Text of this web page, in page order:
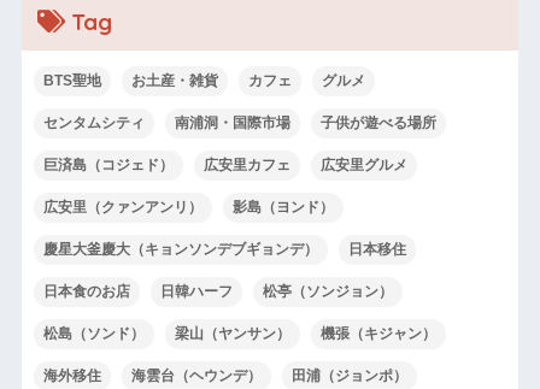
Tag
BTS聖地 お土産・雑貨 カフェ グルメ
センタムシティ 南浦洞・国際市場 子供が遊べる場所
巨済島（コジェド） 広安里カフェ 広安里グルメ
広安里（クァンアンリ） 影島（ヨンド）
慶星大釜慶大（キョンソンデブギョンデ） 日本移住
日本食のお店 日韓ハーフ 松亭（ソンジョン）
松島（ソンド） 梁山（ヤンサン） 機張（キジャン）
海外移住 海雲台（ヘウンデ） 田浦（ジョンポ）